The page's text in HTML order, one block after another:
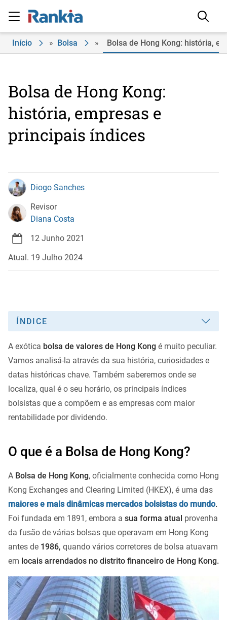
Início » Bolsa » Bolsa de Hong Kong: história,
Bolsa de Hong Kong:
história, empresas e
principais índices
Diogo Sanches
Revisor
Diana Costa
12 Junho 2021
Atual. 19 Julho 2024
ÍNDICE
A exótica bolsa de valores de Hong Kong é muito peculiar.
Vamos analisá-la através da sua história, curiosidades e
datas históricas chave. Também saberemos onde se
localiza, qual é o seu horário, os principais índices
bolsistas que a compõem e as empresas com maior
rentabilidade por dividendo.
O que é a Bolsa de Hong Kong?
A Bolsa de Hong Kong, oficialmente conhecida como Hong
Kong Exchanges and Clearing Limited (HKEX), é uma das
maiores e mais dinâmicas mercados bolsistas do mundo.
Foi fundada em 1891, embora a sua forma atual provenha
da fusão de várias bolsas que operavam em Hong Kong
antes de 1986, quando vários corretores de bolsa atuavam
em locais arrendados no distrito financeiro de Hong Kong.